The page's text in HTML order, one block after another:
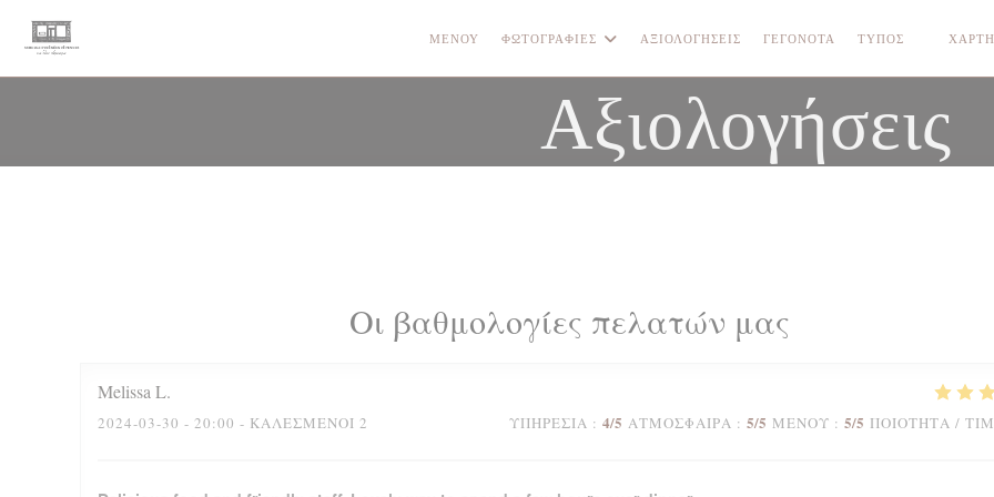
Πίνακας διαχείρισης "Μπισκότων" (Cookies)
ΜΕΝΟΎ ΦΩΤΟΓΡΑΦΊΕΣ ΑΞΙΟΛΟΓΉΣΕΙΣ ΓΕΓΟΝΌΤΑ ΤΎΠΟΣ
Αξιολογήσεις
Οι βαθμολογίες πελατών μας
Melissa L
2024-03-30 - 20:00 - ΚΑΛΕΣΜΈΝΟΙ 2 ΥΠΗΡΕΣΊΑ : 4/5 ΑΤΜΌΣΦΑΙΡΑ : 5/5 ΜΕΝΟΎ : 5/5 ΠΟΙΌΤΗΤΑ /